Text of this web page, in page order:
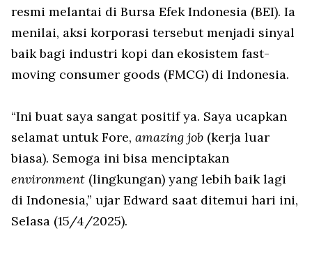
resmi melantai di Bursa Efek Indonesia (BEI). Ia
menilai, aksi korporasi tersebut menjadi sinyal
baik bagi industri kopi dan ekosistem fast-
moving consumer goods (FMCG) di Indonesia.
“Ini buat saya sangat positif ya. Saya ucapkan
selamat untuk Fore, amazing job (kerja luar
biasa). Semoga ini bisa menciptakan
environment (lingkungan) yang lebih baik lagi
di Indonesia,” ujar Edward saat ditemui hari ini,
Selasa (15/4/2025).